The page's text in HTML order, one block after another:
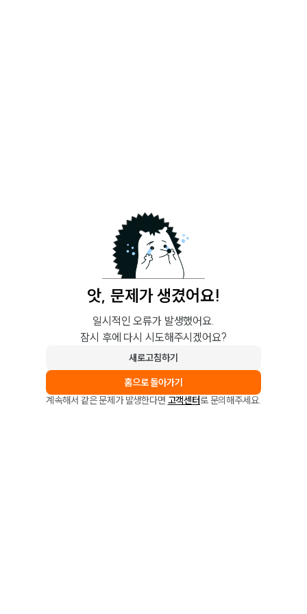
앗, 문제가 생겼어요!
일시적인 오류가 발생했어요.
잠시 후에 다시 시도해주시겠어요?
새로고침하기
홈으로 돌아가기
계속해서 같은 문제가 발생한다면 고객센터로 문의해주세요.